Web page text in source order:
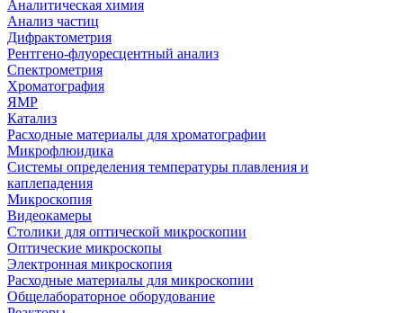
Аналитическая химия
Анализ частиц
Дифрактометрия
Рентгено-флуоресцентный анализ
Спектрометрия
Хроматография
ЯМР
Катализ
Расходные материалы для хроматографии
Микрофлюидика
Системы определения температуры плавления и
каплепадения
Микроскопия
Видеокамеры
Столики для оптической микроскопии
Оптические микроскопы
Электронная микроскопия
Расходные материалы для микроскопии
Общелабораторное оборудование